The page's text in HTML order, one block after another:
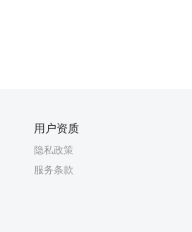
用户资质
隐私政策
服务条款